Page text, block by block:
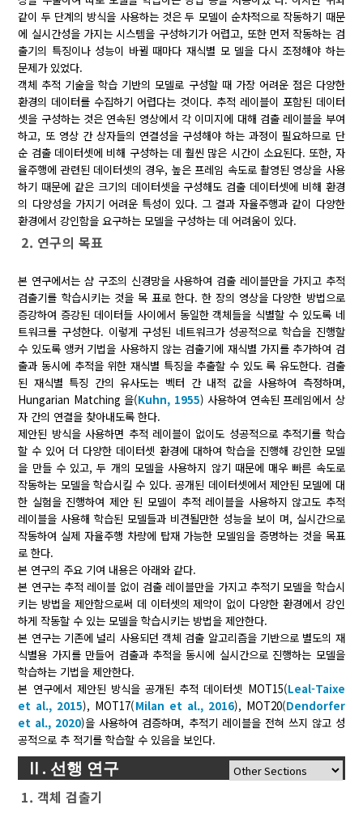
같이 두 단계의 방식을 사용하는 것은 두 모델이 순차적으로 작동하기 때문
에 실시간성을 가지는 시스템을 구성하기가 어렵고, 또한 먼저 작동하는 검
출기의 특징이나 성능이 바뀔 때마다 재식별 모 델을 다시 조정해야 하는
문제가 있었다.
객체 추적 기술을 학습 기반의 모델로 구성할 때 가장 어려운 점은 다양한
환경의 데이터를 수집하기 어렵다는 것이다. 추적 레이블이 포함된 데이터
셋을 구성하는 것은 연속된 영상에서 각 이미지에 대해 검출 레이블을 부여
하고, 또 영상 간 상자들의 연결성을 구성해야 하는 과정이 필요하므로 단
순 검출 데이터셋에 비해 구성하는 데 훨씬 많은 시간이 소요된다. 또한, 자
율주행에 관련된 데이터셋의 경우, 높은 프레임 속도로 촬영된 영상을 사용
하기 때문에 같은 크기의 데이터셋을 구성해도 검출 데이터셋에 비해 환경
의 다양성을 가지기 어려운 특성이 있다. 그 결과 자율주행과 같이 다양한
환경에서 강인함을 요구하는 모델을 구성하는 데 어려움이 있다.
2. 연구의 목표
본 연구에서는 샴 구조의 신경망을 사용하여 검출 레이블만을 가지고 추적
검출기를 학습시키는 것을 목 표로 한다. 한 장의 영상을 다양한 방법으로
증강하여 증강된 데이터들 사이에서 동일한 객체들을 식별할 수 있도록 네
트워크를 구성한다. 이렇게 구성된 네트워크가 성공적으로 학습을 진행할
수 있도록 앵커 기법을 사용하지 않는 검출기에 재식별 가지를 추가하여 검
출과 동시에 추적을 위한 재식별 특징을 추출할 수 있도 록 유도한다. 검출
된 재식별 특징 간의 유사도는 벡터 간 내적 값을 사용하여 측정하며,
Hungarian Matching 을(Kuhn, 1955) 사용하여 연속된 프레임에서 상
자 간의 연결을 찾아내도록 한다.
제안된 방식을 사용하면 추적 레이블이 없이도 성공적으로 추적기를 학습
할 수 있어 더 다양한 데이터셋 환경에 대하여 학습을 진행해 강인한 모델
을 만들 수 있고, 두 개의 모델을 사용하지 않기 때문에 매우 빠른 속도로
작동하는 모델을 학습시킬 수 있다. 공개된 데이터셋에서 제안된 모델에 대
한 실험을 진행하여 제안 된 모델이 추적 레이블을 사용하지 않고도 추적
레이블을 사용해 학습된 모델들과 비견될만한 성능을 보이 며, 실시간으로
작동하여 실제 자율주행 차량에 탑재 가능한 모델임을 증명하는 것을 목표
로 한다.
본 연구의 주요 기여 내용은 아래와 같다.
본 연구는 추적 레이블 없이 검출 레이블만을 가지고 추적기 모델을 학습시
키는 방법을 제안함으로써 데 이터셋의 제약이 없이 다양한 환경에서 강인
하게 작동할 수 있는 모델을 학습시키는 방법을 제안한다.
본 연구는 기존에 널리 사용되던 객체 검출 알고리즘을 기반으로 별도의 재
식별용 가지를 만들어 검출과 추적을 동시에 실시간으로 진행하는 모델을
학습하는 기법을 제안한다.
본 연구에서 제안된 방식을 공개된 추적 데이터셋 MOT15(Leal-Taixe
et al., 2015), MOT17(Milan et al., 2016), MOT20(Dendorfer
et al., 2020)을 사용하여 검증하며, 추적기 레이블을 전혀 쓰지 않고 성
공적으로 추 적기를 학습할 수 있음을 보인다.
Ⅱ. 선행 연구
1. 객체 검출기